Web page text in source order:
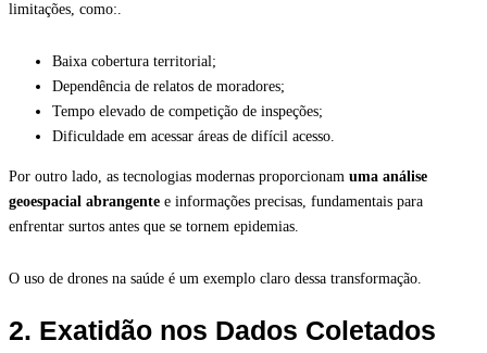
limitações, como:.
Baixa cobertura territorial;
Dependência de relatos de moradores;
Tempo elevado de competição de inspeções;
Dificuldade em acessar áreas de difícil acesso.
Por outro lado, as tecnologias modernas proporcionam uma análise
geoespacial abrangente e informações precisas, fundamentais para
enfrentar surtos antes que se tornem epidemias.
O uso de drones na saúde é um exemplo claro dessa transformação.
2. Exatidão nos Dados Coletados